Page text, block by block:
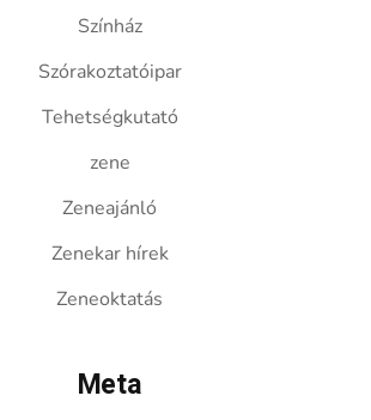
Színház
Szórakoztatóipar
Tehetségkutató
zene
Zeneajánló
Zenekar hírek
Zeneoktatás
Meta